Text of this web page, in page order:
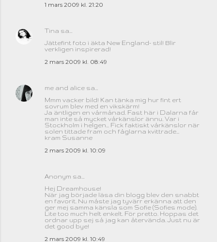
1 mars 2009 kl. 21:20
Tina sa…
Jättefint foto i äkta New England- stil! Blir
verkligen inspirerad!
2 mars 2009 kl. 08:49
me and alice sa…
Mmm vacker bild! Kan tänka mig hur fint ert
sovrum blev med en vikskärm!
Ja äntligen en vårmånad. Fast här i Dalarna får
man inte så mycket vårkänslor ännu. Var i
Stockholm i helgen... Fick faktiskt vårkänslor när
solen tittade fram och fåglarna kvittrade...
kram Susanne
2 mars 2009 kl. 10:09
Anonym sa…
Hej Dreamhouse!
När jag började läsa din blogg blev den snabbt
en favorit. Nu måste jag tyvärr erkänna att den
ger mej samma känsla som Sofie (Sofies mode).
Lite too much helt enkelt. För pretto. Hoppas det
ordnar upp sej så jag kan återvända. Just nu är
det good bye!
2 mars 2009 kl. 10:49